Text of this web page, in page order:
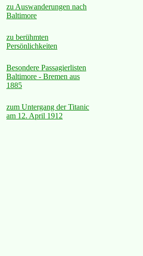
zu Auswanderungen nach
Baltimore
zu berühmten
Persönlichkeiten
Besondere Passagierlisten
Baltimore - Bremen aus
1885
zum Untergang der Titanic
am 12. April 1912